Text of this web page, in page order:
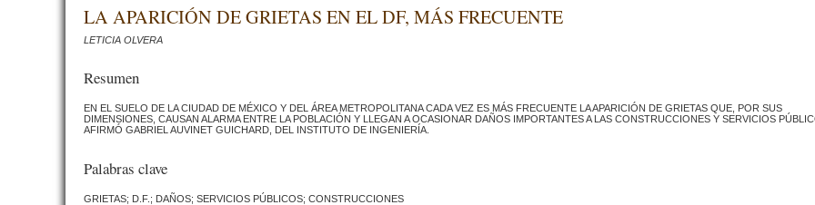
LA APARICIÓN DE GRIETAS EN EL DF, MÁS FRECUENTE
LETICIA OLVERA
Resumen
EN EL SUELO DE LA CIUDAD DE MÉXICO Y DEL ÁREA METROPOLITANA CADA VEZ ES MÁS FRECUENTE LA APARICIÓN DE GRIETAS QUE, POR SUS
DIMENSIONES, CAUSAN ALARMA ENTRE LA POBLACIÓN Y LLEGAN A OCASIONAR DAÑOS IMPORTANTES A LAS CONSTRUCCIONES Y SERVICIOS
AFIRMÓ GABRIEL AUVINET GUICHARD, DEL INSTITUTO DE INGENIERÍA.
Palabras clave
GRIETAS; D.F.; DAÑOS; SERVICIOS PÚBLICOS; CONSTRUCCIONES